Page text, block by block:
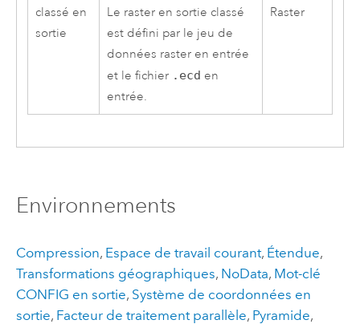
classé en
sortie
Le raster en sortie classé
est défini par le jeu de
données raster en entrée
et le fichier .ecd en
entrée.
Raster
Environnements
Compression, Espace de travail courant, Étendue,
Transformations géographiques, NoData, Mot-clé
CONFIG en sortie, Système de coordonnées en
sortie, Facteur de traitement parallèle, Pyramide,